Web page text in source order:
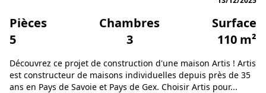
Pièces
5
Chambres
3
Surface
110 m²
Découvrez ce projet de construction d'une maison Artis ! Artis
est constructeur de maisons individuelles depuis près de 35
ans en Pays de Savoie et Pays de Gex. Choisir Artis pour...